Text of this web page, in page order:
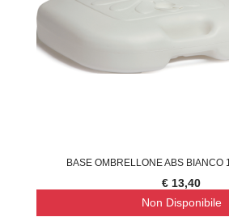
BASE OMBRELLONE ABS BIANCO
€ 13,40
Non Disponibile